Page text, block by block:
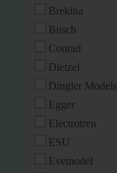
Brekina
Busch
Conrad
Dietzel
Dingler Models
Egger
Electrotren
ESU
Evemodel